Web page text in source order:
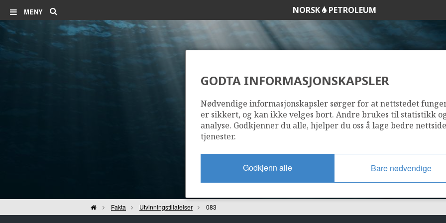
MENY NORSK PETROLEUM
083
Hjem Fakta Utvinningstillatelser 083
GODTA INFORMASJONSKAPSLER
Nødvendige informasjonskapsler sørger for at nettstedet
er sikkert, og kan ikke velges bort. Andre brukes til statistikk
analyse. Godkjenner du alle, hjelper du oss å lage bedre
tjenester.
Godkjenn alle Bare nødvendige